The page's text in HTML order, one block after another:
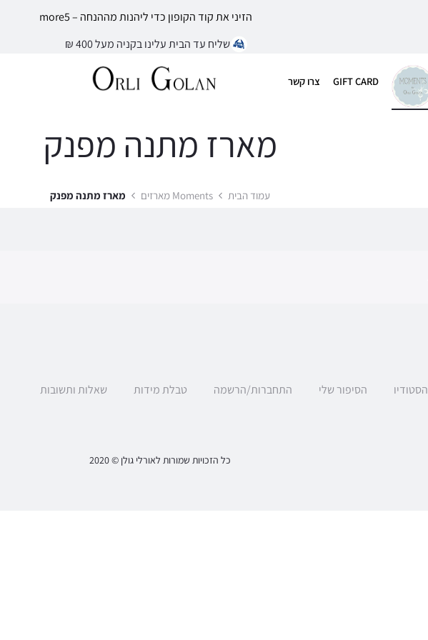
שליח עד הבית עלינו בקניה מעל 400 ₪
GIFT CARD צרו קשר
מארז מתנה מפנק
עמוד הבית Moments מארזים מארז מתנה מפנק
הסטודיו הסיפור שלי התחברות/הרשמה טבלת מידות
שאלות ותשובות
כל הזכויות שמורות לאורלי גולן © 2020
הזיני את קוד הקופון כדי ליהנות מההנחה – more5